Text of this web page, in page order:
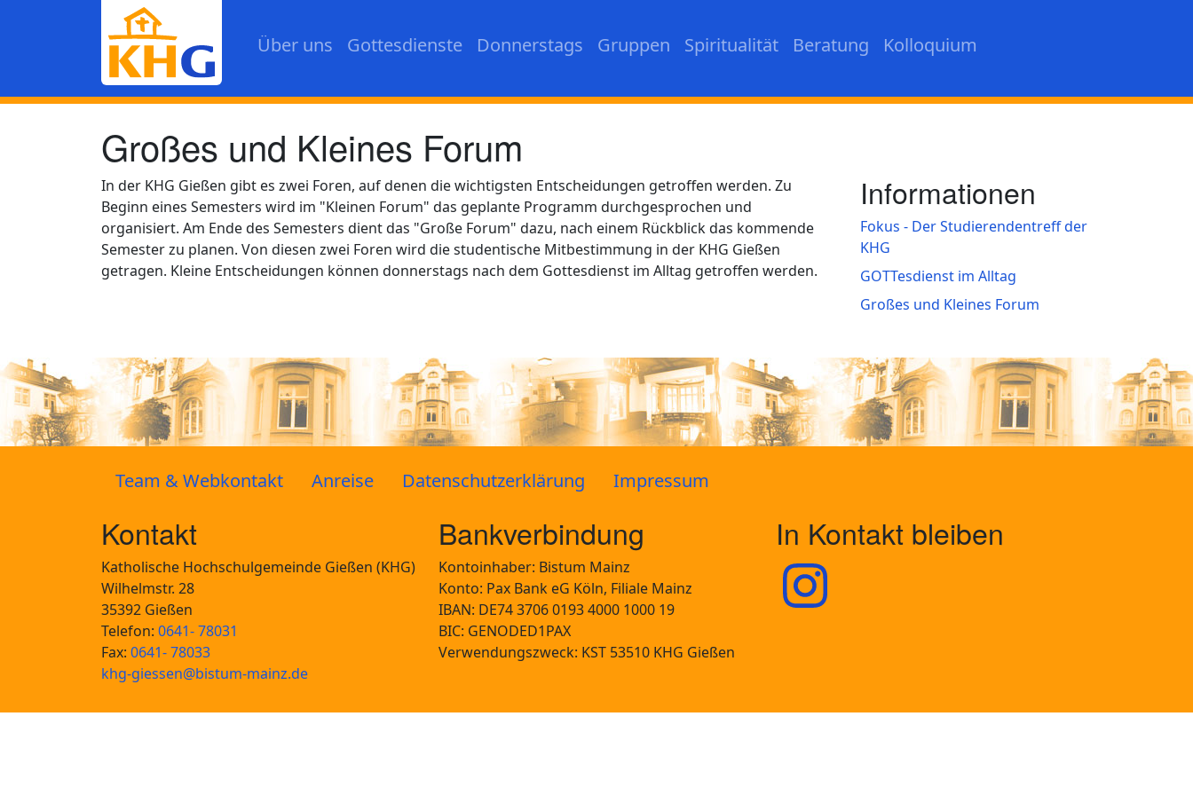
Über uns Gottesdienste Donnerstags Gruppen Spiritualität Beratung Kolloquium
Großes und Kleines Forum
In der KHG Gießen gibt es zwei Foren, auf denen die wichtigsten Entscheidungen getroffen werden. Zu
Beginn eines Semesters wird im "Kleinen Forum" das geplante Programm durchgesprochen und
organisiert. Am Ende des Semesters dient das "Große Forum" dazu, nach einem Rückblick das kommende
Semester zu planen. Von diesen zwei Foren wird die studentische Mitbestimmung in der KHG Gießen
getragen. Kleine Entscheidungen können donnerstags nach dem Gottesdienst im Alltag getroffen werden.
Informationen
Fokus - Der Studierendentreff der
KHG
GOTTesdienst im Alltag
Großes und Kleines Forum
Team & Webkontakt Anreise Datenschutzerklärung Impressum
Kontakt
Katholische Hochschulgemeinde Gießen (KHG)
Wilhelmstr. 28
35392 Gießen
Telefon: 0641- 78031
Fax: 0641- 78033
khg-giessen@bistum-mainz.de
Bankverbindung
Kontoinhaber: Bistum Mainz
Konto: Pax Bank eG Köln, Filiale Mainz
IBAN: DE74 3706 0193 4000 1000 19
BIC: GENODED1PAX
Verwendungszweck: KST 53510 KHG Gießen
In Kontakt bleiben